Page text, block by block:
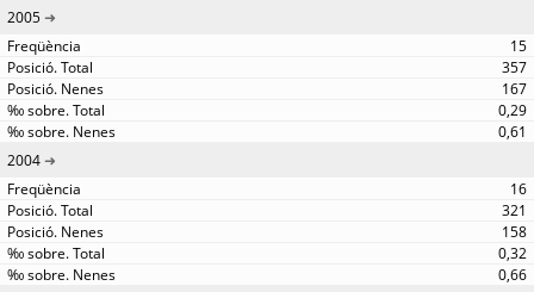
2005
15
357
167
0,29
0,61
2004
16
321
158
0,32
0,66